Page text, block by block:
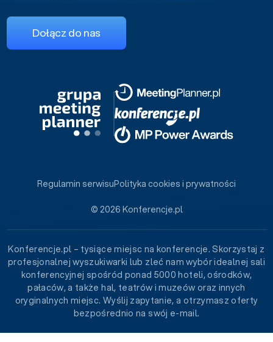
Dołącz do nas
© 2026 Konferencje.pl
Regulamin serwisuPolityka cookies i prywatności
Konferencje.pl – tysiące miejsc na konferencje. Skorzystaj z
profesjonalnej wyszukiwarki lub zleć nam wybór idealnej sali
konferencyjnej spośród ponad 5000 hoteli, ośrodków,
pałaców, a także hal, teatrów i muzeów oraz innych
oryginalnych miejsc. Wyślij zapytanie, a otrzymasz oferty
bezpośrednio na swój e-mail.